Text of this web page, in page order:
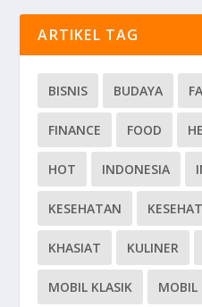
ARTIKEL TAG
BISNIS BUDAYA
FINANCE FOOD
HOT INDONESIA
KESEHATAN
KHASIAT KULINER
MOBIL KLASIK MOBIL